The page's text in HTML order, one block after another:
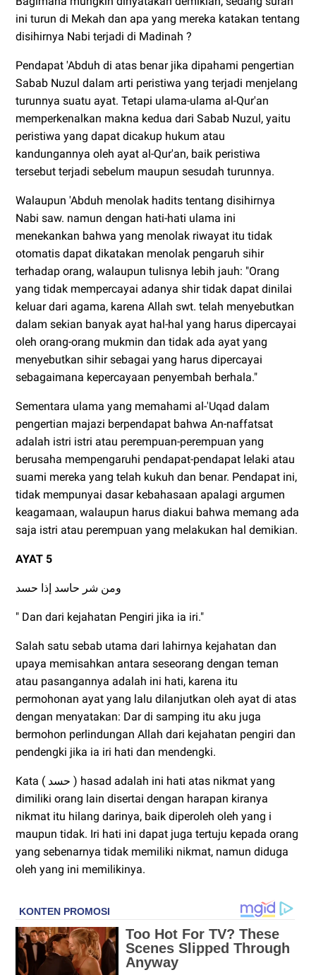
ini turun di Mekah dan apa yang mereka katakan tentang
disihirnya Nabi terjadi di Madinah ?
Pendapat 'Abduh di atas benar jika dipahami pengertian
Sabab Nuzul dalam arti peristiwa yang terjadi menjelang
turunnya suatu ayat. Tetapi ulama-ulama al-Qur'an
memperkenalkan makna kedua dari Sabab Nuzul, yaitu
peristiwa yang dapat dicakup hukum atau
kandungannya oleh ayat al-Qur'an, baik peristiwa
tersebut terjadi sebelum maupun sesudah turunnya.
Walaupun 'Abduh menolak hadits tentang disihirnya
Nabi saw. namun dengan hati-hati ulama ini
menekankan bahwa yang menolak riwayat itu tidak
otomatis dapat dikatakan menolak pengaruh sihir
terhadap orang, walaupun tulisnya lebih jauh: "Orang
yang tidak mempercayai adanya shir tidak dapat dinilai
keluar dari agama, karena Allah swt. telah menyebutkan
dalam sekian banyak ayat hal-hal yang harus dipercayai
oleh orang-orang mukmin dan tidak ada ayat yang
menyebutkan sihir sebagai yang harus dipercayai
sebagaimana kepercayaan penyembah berhala."
Sementara ulama yang memahami al-'Uqad dalam
pengertian majazi berpendapat bahwa An-naffatsat
adalah istri istri atau perempuan-perempuan yang
berusaha mempengaruhi pendapat-pendapat lelaki atau
suami mereka yang telah kukuh dan benar. Pendapat ini,
tidak mempunyai dasar kebahasaan apalagi argumen
keagamaan, walaupun harus diakui bahwa memang ada
saja istri atau perempuan yang melakukan hal demikian.
AYAT 5
ومن شر حاسد إذا حسد
" Dan dari kejahatan Pengiri jika ia iri."
Salah satu sebab utama dari lahirnya kejahatan dan
upaya memisahkan antara seseorang dengan teman
atau pasangannya adalah ini hati, karena itu
permohonan ayat yang lalu dilanjutkan oleh ayat di atas
dengan menyatakan: Dar di samping itu aku juga
bermohon perlindungan Allah dari kejahatan pengiri dan
pendengki jika ia iri hati dan mendengki.
Kata ( حسد ) hasad adalah ini hati atas nikmat yang
dimiliki orang lain disertai dengan harapan kiranya
nikmat itu hilang darinya, baik diperoleh oleh yang i
maupun tidak. Iri hati ini dapat juga tertuju kepada orang
yang sebenarnya tidak memiliki nikmat, namun diduga
oleh yang ini memilikinya.